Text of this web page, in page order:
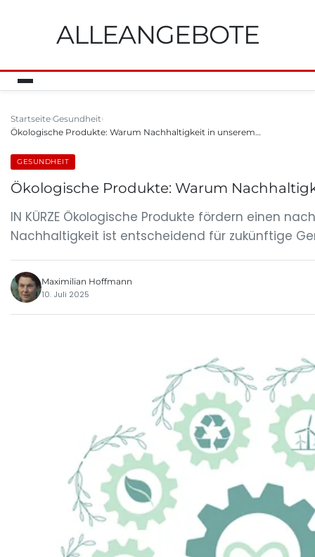
ALLEANGEBOTE
Startseite Gesundheit
Ökologische Produkte: Warum Nachhaltigkeit in unserem…
GESUNDHEIT
Ökologische Produkte: Warum
IN KÜRZE Ökologische Produkte fördern einen
Nachhaltigkeit ist entscheidend für zukünftige
Maximilian Hoffmann
10. Juli 2025